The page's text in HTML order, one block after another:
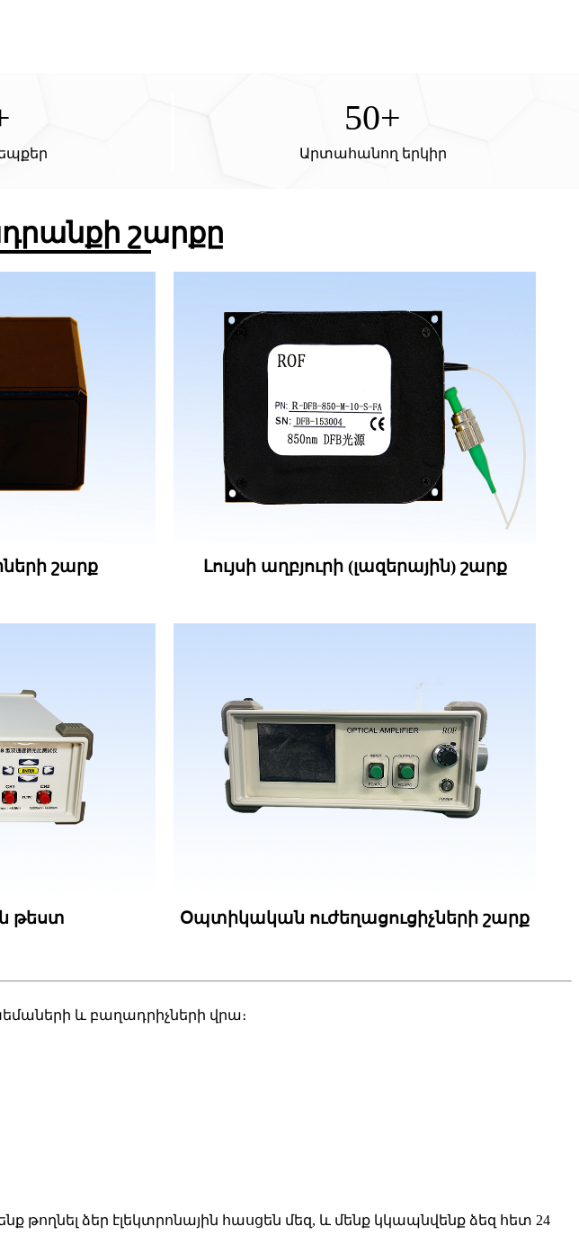
50+
Արտահանող երկիր
շարքը
շարք Լույսի աղբյուրի (լազերային) շարք
թեստ Օպտիկական ուժեղացուցիչների շարք
և բաղադրիչների վրա։
ձեր էլեկտրոնային հասցեն մեզ, և մենք կկապնվենք ձեզ հետ 24